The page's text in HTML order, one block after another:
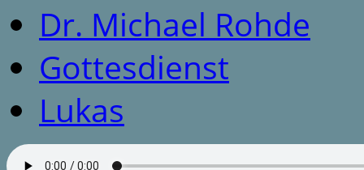
Dr. Michael Rohde
Gottesdienst
Lukas